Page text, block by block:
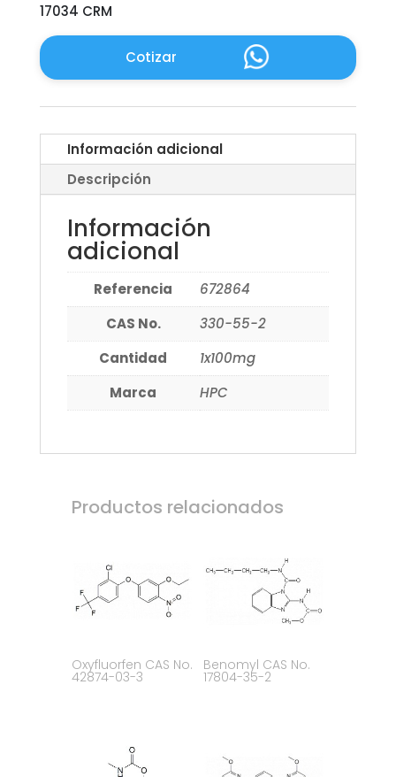
17034 CRM
Cotizar
Información adicional
Descripción
Información
adicional
Referencia
672864
CAS No.
330-55-2
Cantidad
1x100mg
Marca
HPC
Productos relacionados
Oxyfluorfen CAS No.
42874-03-3
Benomyl CAS No.
17804-35-2